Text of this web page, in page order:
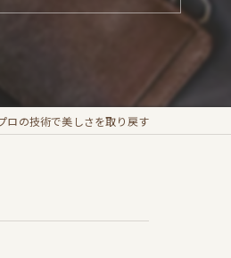
ケット
ロの技術で美しさを取り戻す